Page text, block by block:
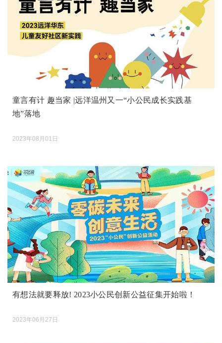
童言有计 趣当家 |远洋温州又一“小公民成长实践基
地”落地
2023年08月01日
有想法就要释放! 2023小公民创新公益征集开始啦！
2023年06月27日